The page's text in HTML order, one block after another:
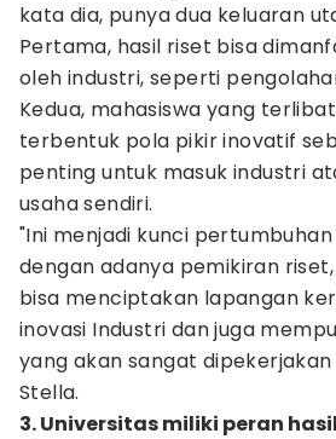
kata dia, punya dua keluaran
Pertama, hasil riset bisa
oleh industri, seperti
Kedua, mahasiswa yang
terbentuk pola pikir inovatif
penting untuk masuk industri
usaha sendiri.
"Ini menjadi kunci
dengan adanya pemikiran
bisa menciptakan lapangan
inovasi Industri dan juga
yang akan sangat
Stella.
3. Universitas miliki peran